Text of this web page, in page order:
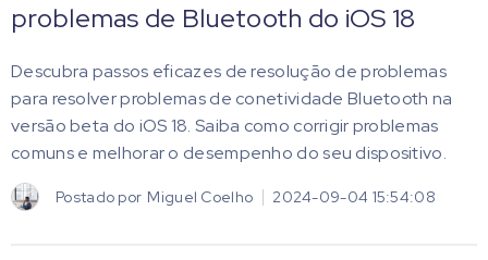
problemas de Bluetooth do iOS 18
Descubra passos eficazes de resolução de problemas
para resolver problemas de conetividade Bluetooth na
versão beta do iOS 18. Saiba como corrigir problemas
comuns e melhorar o desempenho do seu dispositivo.
Postado por Miguel Coelho 2024-09-04 15:54:08